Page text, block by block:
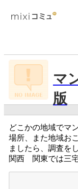
マ
版
どこかの地域でマ
場所、また地域お
ましたら、調査を
関西 関東では三宅